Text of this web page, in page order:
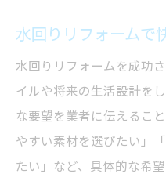
水回りリフォームで
水回りリフォームを成功
イルや将来の生活設計を
な要望を業者に伝えるこ
やすい素材を選びたい」
たい」など、具体的な希